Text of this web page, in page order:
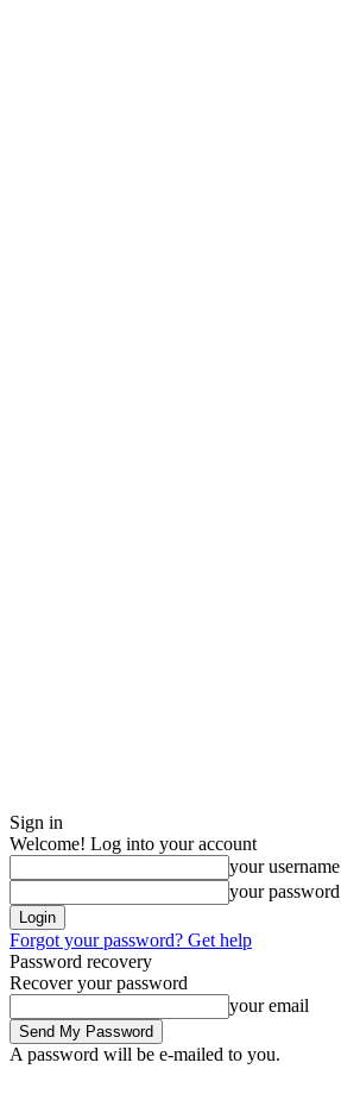
Sign in
Welcome! Log into your account
your username
your password
Forgot your password? Get help
Password recovery
Recover your password
your email
A password will be e-mailed to you.